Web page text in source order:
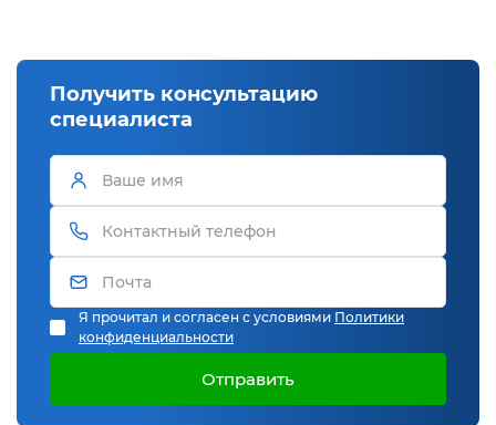
Получить консультацию
специалиста
Я прочитал и согласен с условиями Политики
конфиденциальности
Отправить